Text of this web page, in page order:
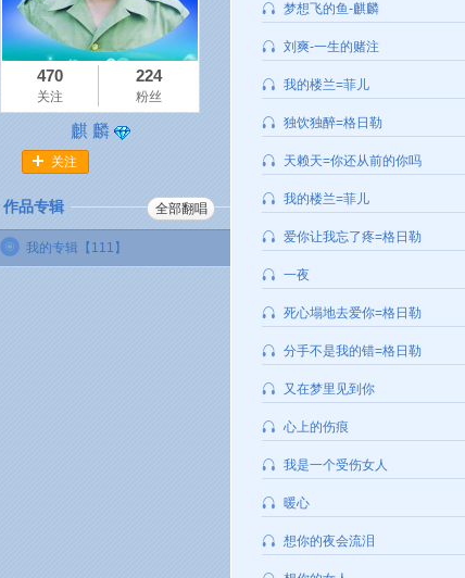
470
关注
224
粉丝
麒 麟
关注
作品专辑 全部翻唱
我的专辑【 111 】
梦想飞的鱼-麒麟
刘爽-一生的赌注
我的楼兰=菲儿
独饮独醉=格日勒
天赖天=你还从前的你吗
我的楼兰=菲儿
爱你让我忘了疼=格日勒
一夜
死心塌地去爱你=格日勒
分手不是我的错=格日勒
又在梦里见到你
心上的伤痕
我是一个受伤女人
暖心
想你的夜会流泪